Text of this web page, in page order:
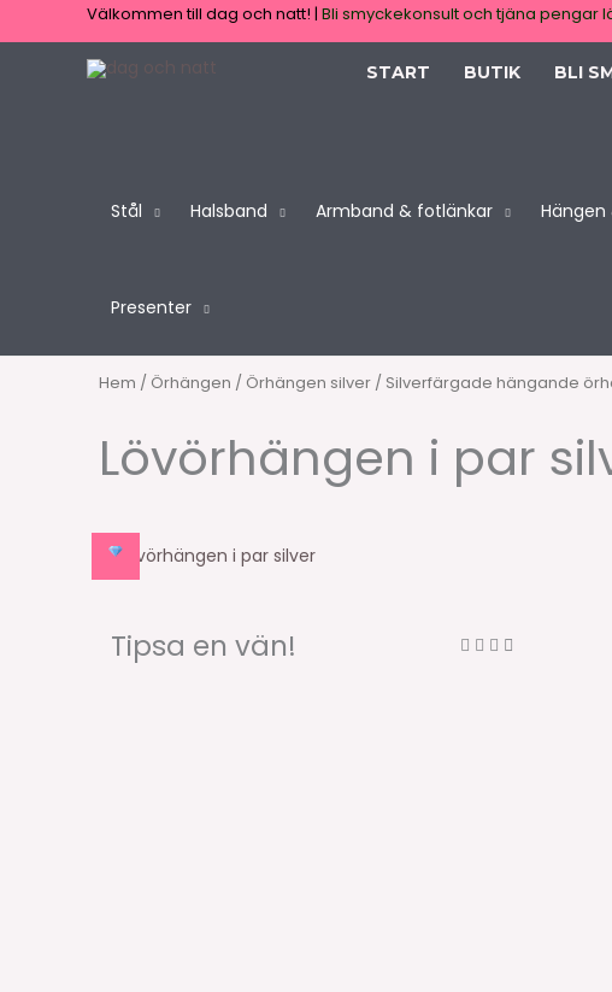
till
Välkommen till dag och natt! | Bli smyckekonsult och tjäna pengar
START BUTIK BLI
Stål Halsband Armband & fotlänkar
Presenter
Hem / Örhängen / Örhängen silver / Silverfärgade hängande
Lövörhängen i par
Tipsa en vän!